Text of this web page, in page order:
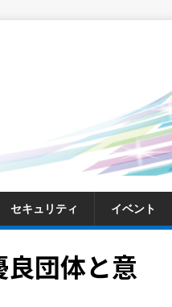
セキュリティ イベント
団体と意